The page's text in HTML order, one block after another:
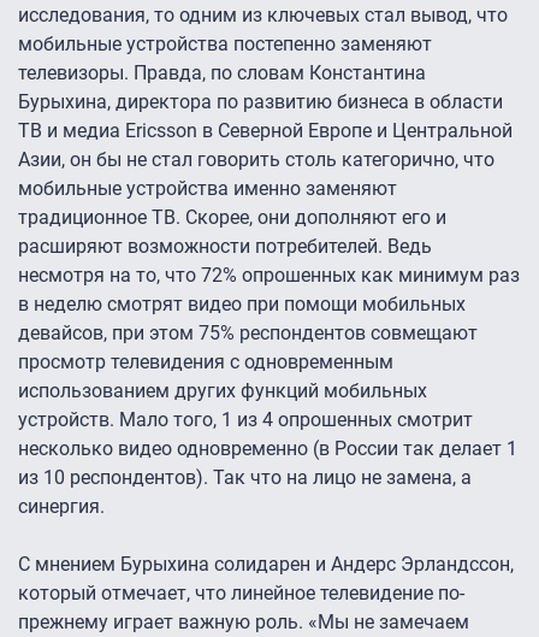
исследования, то одним из ключевых стал вывод, что
мобильные устройства постепенно заменяют
телевизоры. Правда, по словам Константина
Бурыхина, директора по развитию бизнеса в области
ТВ и медиа Ericsson в Северной Европе и Центральной
Азии, он бы не стал говорить столь категорично, что
мобильные устройства именно заменяют
традиционное ТВ. Скорее, они дополняют его и
расширяют возможности потребителей. Ведь
несмотря на то, что 72% опрошенных как минимум раз
в неделю смотрят видео при помощи мобильных
девайсов, при этом 75% респондентов совмещают
просмотр телевидения с одновременным
использованием других функций мобильных
устройств. Мало того, 1 из 4 опрошенных смотрит
несколько видео одновременно (в России так делает 1
из 10 респондентов). Так что на лицо не замена, а
синергия.
С мнением Бурыхина солидарен и Андерс Эрландссон,
который отмечает, что линейное телевидение по-
прежнему играет важную роль. «Мы не замечаем